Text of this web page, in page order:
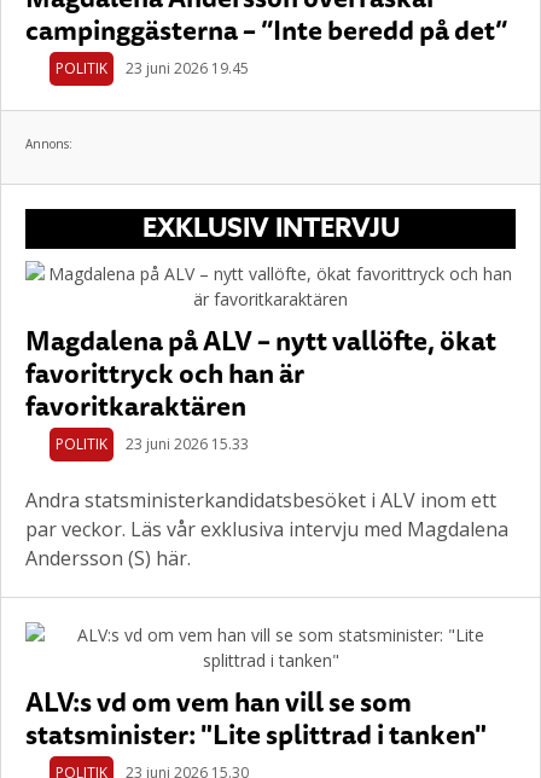
campinggästerna – ”Inte beredd på det”
POLITIK 23 juni 2026 19.45
Annons:
EXKLUSIV INTERVJU
Magdalena på ALV – nytt vallöfte, ökat
favorittryck och han är
favoritkaraktären
POLITIK 23 juni 2026 15.33
Andra statsministerkandidatsbesöket i ALV inom ett
par veckor. Läs vår exklusiva intervju med Magdalena
Andersson (S) här.
ALV:s vd om vem han vill se som
statsminister: "Lite splittrad i tanken"
POLITIK 23 juni 2026 15.30